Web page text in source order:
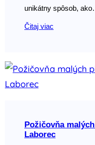
unikátny spôsob,
Čitaj viac
Požičovňa
Laborec